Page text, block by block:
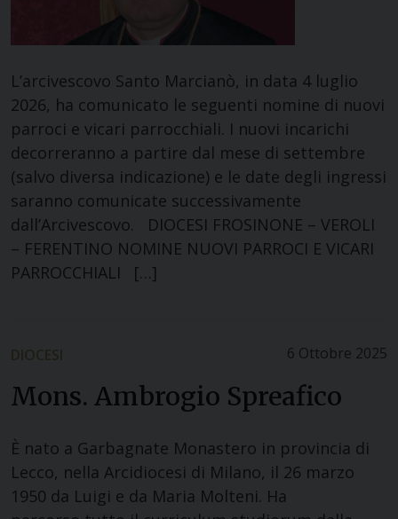
L’arcivescovo Santo Marcianò, in data 4 luglio
2026, ha comunicato le seguenti nomine di nuovi
parroci e vicari parrocchiali. I nuovi incarichi
decorreranno a partire dal mese di settembre
(salvo diversa indicazione) e le date degli ingressi
saranno comunicate successivamente
dall’Arcivescovo. DIOCESI FROSINONE – VEROLI
– FERENTINO NOMINE NUOVI PARROCI E VICARI
PARROCCHIALI […]
6 Ottobre 2025
DIOCESI
Mons. Ambrogio Spreafico
È nato a Garbagnate Monastero in provincia di
Lecco, nella Arcidiocesi di Milano, il 26 marzo
1950 da Luigi e da Maria Molteni. Ha